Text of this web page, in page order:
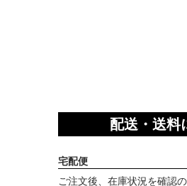
配送・送料
宅配便
ご注文後、在庫状況を確認